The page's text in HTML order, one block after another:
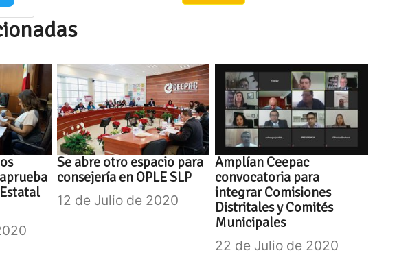
Se abre otro espacio para
consejería en OPLE SLP
12 de Julio de 2020
Amplían Ceepac
convocatoria para
integrar Comisiones
Distritales y Comités
Municipales
22 de Julio de 2020